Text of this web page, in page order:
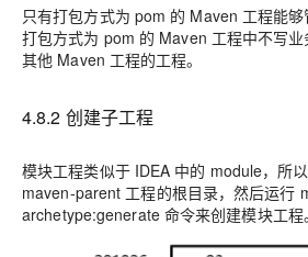
只有打包方式为 pom 的 Maven 工程能够
打包方式为 pom 的 Maven 工程中不写
其他 Maven 工程的工程。
4.8.2 创建子工程
模块工程类似于 IDEA 中的 module，所
maven-parent 工程的根目录，然后运行
archetype:generate 命令来创建模块工程。